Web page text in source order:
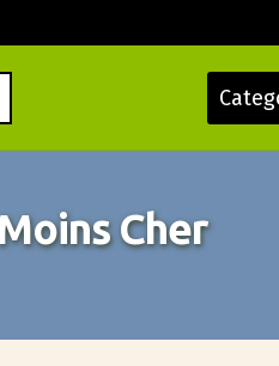
Cher